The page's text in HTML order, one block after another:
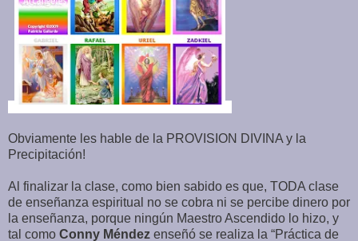
Obviamente les hable de la PROVISION DIVINA y la
Precipitación!
Al finalizar la clase, como bien sabido es que, TODA clase
de enseñanza espiritual no se cobra ni se percibe dinero por
la enseñanza, porque ningún Maestro Ascendido lo hizo, y
tal como Conny Méndez enseñó se realiza la “Práctica de